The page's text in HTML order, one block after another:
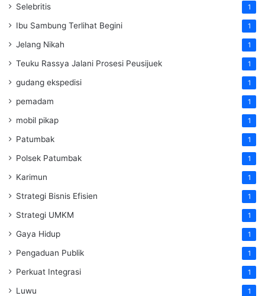
Selebritis 1
Ibu Sambung Terlihat Begini 1
Jelang Nikah 1
Teuku Rassya Jalani Prosesi Peusijuek 1
gudang ekspedisi 1
pemadam 1
mobil pikap 1
Patumbak 1
Polsek Patumbak 1
Karimun 1
Strategi Bisnis Efisien 1
Strategi UMKM 1
Gaya Hidup 1
Pengaduan Publik 1
Perkuat Integrasi 1
Luwu 1